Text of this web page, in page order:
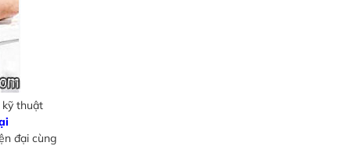
kỹ thuật
đại cùng